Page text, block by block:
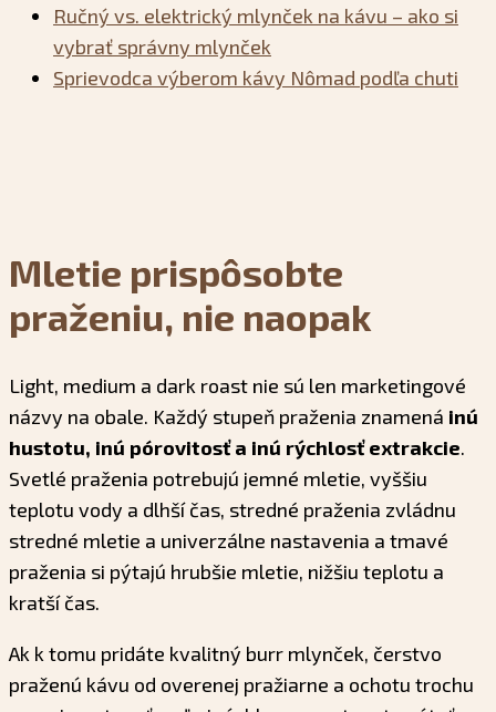
Ručný vs. elektrický mlynček na kávu – ako si
vybrať správny mlynček
Sprievodca výberom kávy Nômad podľa chuti
Mletie prispôsobte
praženiu, nie naopak
Light, medium a dark roast nie sú len marketingové
názvy na obale. Každý stupeň praženia znamená inú
hustotu, inú pórovitosť a inú rýchlosť extrakcie.
Svetlé praženia potrebujú jemné mletie, vyššiu
teplotu vody a dlhší čas, stredné praženia zvládnu
stredné mletie a univerzálne nastavenia a tmavé
praženia si pýtajú hrubšie mletie, nižšiu teplotu a
kratší čas.
Ak k tomu pridáte kvalitný burr mlynček, čerstvo
praženú kávu od overenej pražiarne a ochotu trochu